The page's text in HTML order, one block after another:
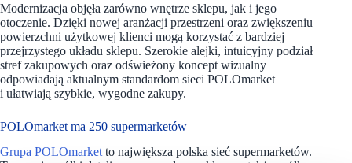
Modernizacja objęła zarówno wnętrze sklepu, jak i jego
otoczenie. Dzięki nowej aranżacji przestrzeni oraz zwiększeniu
powierzchni użytkowej klienci mogą korzystać z bardziej
przejrzystego układu sklepu. Szerokie alejki, intuicyjny podział
stref zakupowych oraz odświeżony koncept wizualny
odpowiadają aktualnym standardom sieci POLOmarket
i ułatwiają szybkie, wygodne zakupy.
POLOmarket ma 250 supermarketów
Grupa POLOmarket to największa polska sieć supermarketów.